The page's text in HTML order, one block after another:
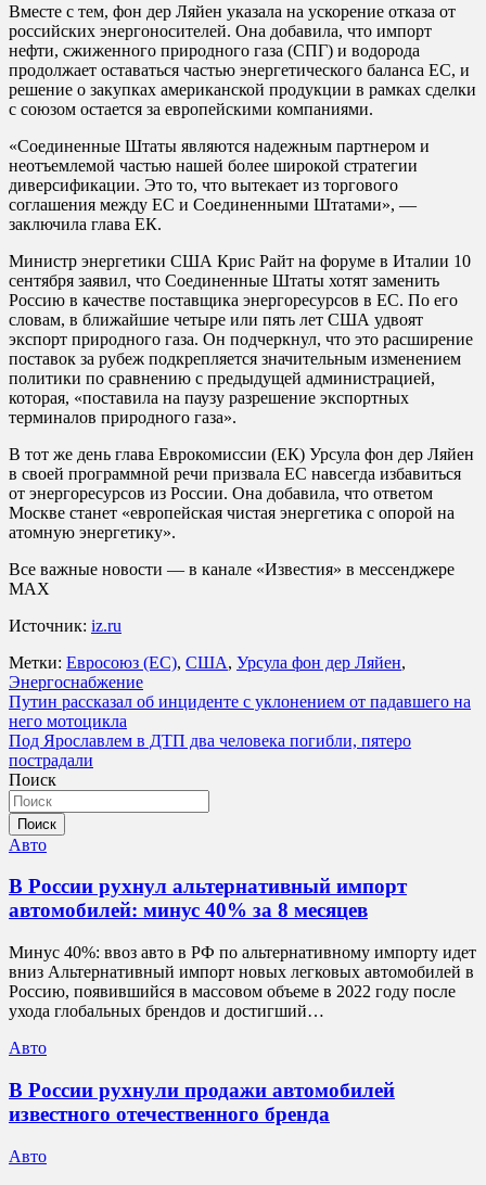
Вместе с тем, фон дер Ляйен указала на ускорение отказа от
российских энергоносителей. Она добавила, что импорт
нефти, сжиженного природного газа (СПГ) и водорода
продолжает оставаться частью энергетического баланса ЕС, и
решение о закупках американской продукции в рамках сделки
с союзом остается за европейскими компаниями.
«Соединенные Штаты являются надежным партнером и
неотъемлемой частью нашей более широкой стратегии
диверсификации. Это то, что вытекает из торгового
соглашения между ЕС и Соединенными Штатами», —
заключила глава ЕК.
Министр энергетики США Крис Райт на форуме в Италии 10
сентября заявил, что Соединенные Штаты хотят заменить
Россию в качестве поставщика энергоресурсов в ЕС. По его
словам, в ближайшие четыре или пять лет США удвоят
экспорт природного газа. Он подчеркнул, что это расширение
поставок за рубеж подкрепляется значительным изменением
политики по сравнению с предыдущей администрацией,
которая, «поставила на паузу разрешение экспортных
терминалов природного газа».
В тот же день глава Еврокомиссии (ЕК) Урсула фон дер Ляйен
в своей программной речи призвала ЕС навсегда избавиться
от энергоресурсов из России. Она добавила, что ответом
Москве станет «европейская чистая энергетика с опорой на
атомную энергетику».
Все важные новости — в канале «Известия» в мессенджере
МАХ
Источник: iz.ru
Метки: Евросоюз (ЕС), США, Урсула фон дер Ляйен,
Энергоснабжение
Навигация
по
записям
Путин рассказал об инциденте с уклонением от падавшего на
него мотоцикла
Под Ярославлем в ДТП два человека погибли, пятеро
пострадали
Поиск
Поиск
Авто
В России рухнул альтернативный импорт
автомобилей: минус 40% за 8 месяцев
Минус 40%: ввоз авто в РФ по альтернативному импорту идет
вниз Альтернативный импорт новых легковых автомобилей в
Россию, появившийся в массовом объеме в 2022 году после
ухода глобальных брендов и достигший…
Авто
В России рухнули продажи автомобилей
известного отечественного бренда
Авто